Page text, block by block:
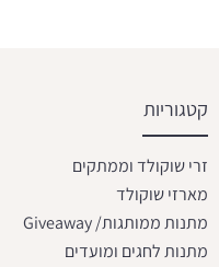
קטגוריות
זרי שוקולד וממתקים
מארזי שוקולד
מתנות ממותגות/ Giveaway
מתנות לחגים ומועדים